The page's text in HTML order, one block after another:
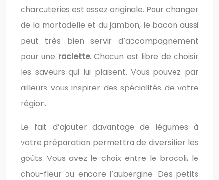
charcuteries est assez originale. Pour changer
de la mortadelle et du jambon, le bacon aussi
peut très bien servir d’accompagnement
pour une raclette. Chacun est libre de choisir
les saveurs qui lui plaisent. Vous pouvez par
ailleurs vous inspirer des spécialités de votre
région.
Le fait d’ajouter davantage de légumes à
votre préparation permettra de diversifier les
goûts. Vous avez le choix entre le brocoli, le
chou-fleur ou encore l’aubergine. Des petits